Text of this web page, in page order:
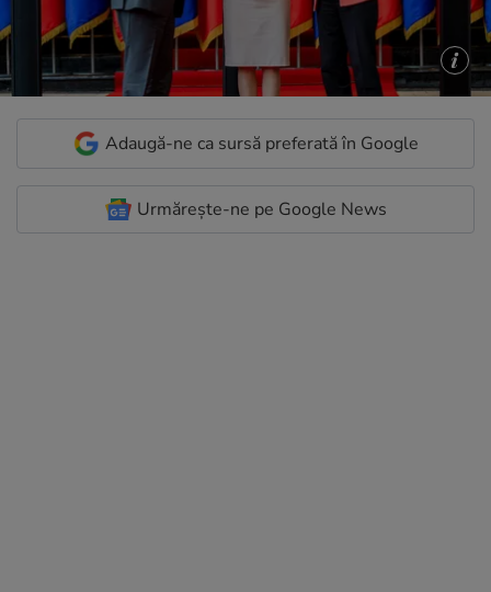
Adaugă-ne ca sursă preferată în Google
Urmărește-ne pe Google News